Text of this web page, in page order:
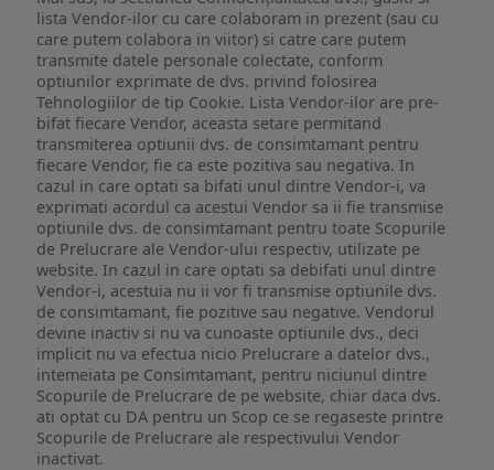
lista Vendor-ilor cu care colaboram in prezent (sau cu
care putem colabora in viitor) si catre care putem
transmite datele personale colectate, conform
optiunilor exprimate de dvs. privind folosirea
Tehnologiilor de tip Cookie. Lista Vendor-ilor are pre-
bifat fiecare Vendor, aceasta setare permitand
transmiterea optiunii dvs. de consimtamant pentru
fiecare Vendor, fie ca este pozitiva sau negativa. In
cazul in care optati sa bifati unul dintre Vendor-i, va
exprimati acordul ca acestui Vendor sa ii fie transmise
optiunile dvs. de consimtamant pentru toate Scopurile
de Prelucrare ale Vendor-ului respectiv, utilizate pe
website. In cazul in care optati sa debifati unul dintre
Vendor-i, acestuia nu ii vor fi transmise optiunile dvs.
de consimtamant, fie pozitive sau negative. Vendorul
devine inactiv si nu va cunoaste optiunile dvs., deci
implicit nu va efectua nicio Prelucrare a datelor dvs.,
intemeiata pe Consimtamant, pentru niciunul dintre
Scopurile de Prelucrare de pe website, chiar daca dvs.
ati optat cu DA pentru un Scop ce se regaseste printre
Scopurile de Prelucrare ale respectivului Vendor
inactivat.